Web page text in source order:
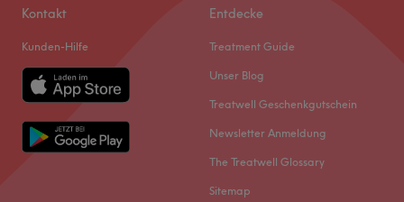
Kontakt
Kunden-Hilfe
Entdecke
Treatment Guide
Unser Blog
Treatwell Geschenkgutschein
Newsletter Anmeldung
The Treatwell Glossary
Sitemap